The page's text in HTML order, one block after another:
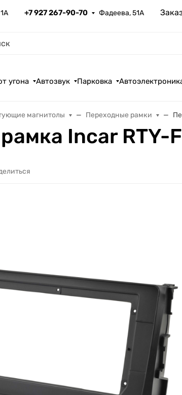
+7 927 267-90-70 Фадеева, 51А
угона Автозвук Парковка
магнитолы Переходные рамки
Incar RTY-